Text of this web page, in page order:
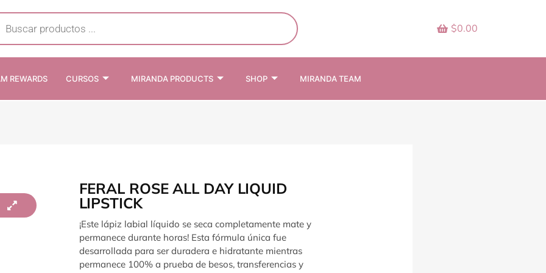
$0.00
REWARDS CURSOS MIRANDA PRODUCTS SHOP MIRANDA TEAM
FERAL ROSE ALL DAY LIQUID
LIPSTICK
¡Este lápiz labial líquido se seca completamente mate y
permanece durante horas! Esta fórmula única fue
desarrollada para ser duradera e hidratante mientras
permanece 100% a prueba de besos, transferencias y